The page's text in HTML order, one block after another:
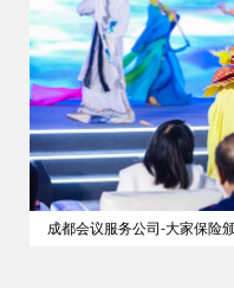
成都会议服务公司-大家保险